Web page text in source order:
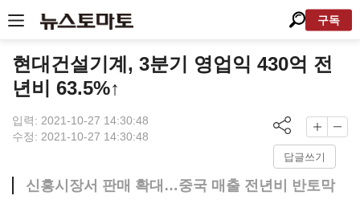
구독
현대건설기계, 3분기 영업익 430억 전
년비 63.5%↑
입력: 2021-10-27 14:30:48
수정: 2021-10-27 14:30:48
답글쓰기
신흥시장서 판매 확대…중국 매출 전년비 반토막